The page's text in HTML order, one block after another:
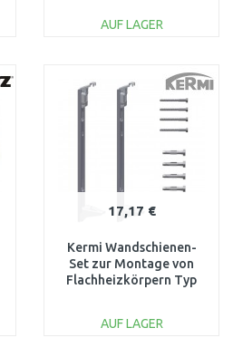
AUF LAGER
Vergleichen
17,17 €
Kermi Wandschienen-
Set zur Montage von
Flachheizkörpern Typ
AUF LAGER